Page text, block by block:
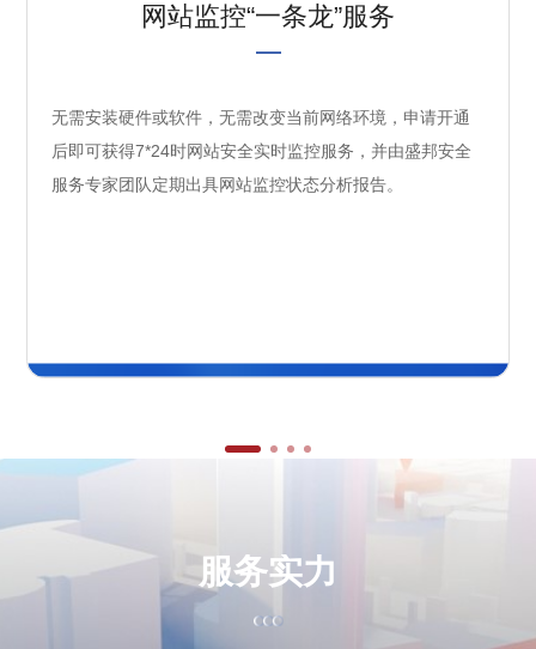
网站监控“一条龙”服务
无需安装硬件或软件，无需改变当前网络环境，申请开通
后即可获得7*24时网站安全实时监控服务，并由盛邦安全
服务专家团队定期出具网站监控状态分析报告。
服务实力